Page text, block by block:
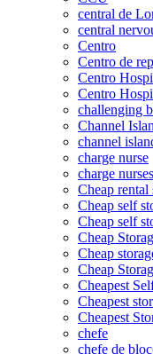
central de
central
Centro
Centro de
Centro
Centro
challenging
Channel
channel
charge nurse
charge nurses
Cheap rental
Cheap self
Cheap self
Cheap
Cheap
Cheap
Cheapest
Cheapest
Cheapest
chefe
chefe de